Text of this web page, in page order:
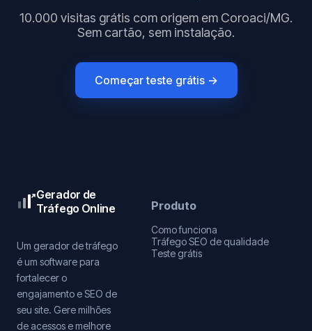
10.000 visitas grátis com origem em Coroaci/MG.
Sem cartão, sem instalação.
Começar teste grátis →
Gerador de
Tráfego Online
Um gerador de tráfego
é um software para
fortalecer o
engajamento e SEO de
seu site. Gere milhões
de acessos e melhore
Produto
Como funciona
Tráfego SEO de qualidade
Teste grátis